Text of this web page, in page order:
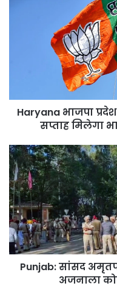
सप्ताह
मिलेगा
नया
प्रदेश
अध्यक्ष।
Haryana भाजपा
सप्ताह मिलेगा
Punjab:
सांसद
अमृतपाल
सिंह
के
सात
सहयोगियों
को
अजनाला
Punjab: सांसद
अजनाला